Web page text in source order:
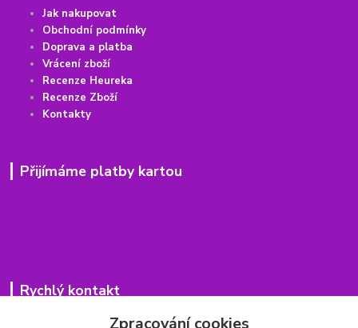
Jak nakupovat
Obchodní podmínky
Doprava a platba
Vrácení zboží
Recenze Heureka
Recenze Zboží
Kontakty
Přijímáme platby kartou
Rychlý kontakt
Zpracování cookies